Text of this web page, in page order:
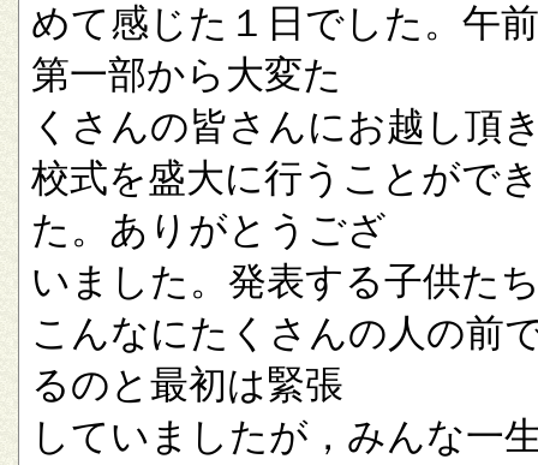
めて感じた１日でした。午
第一部から大変た
くさんの皆さんにお越し頂
校式を盛大に行うことがで
た。ありがとうござ
いました。発表する子供た
こんなにたくさんの人の前
るのと最初は緊張
していましたが，みんな一